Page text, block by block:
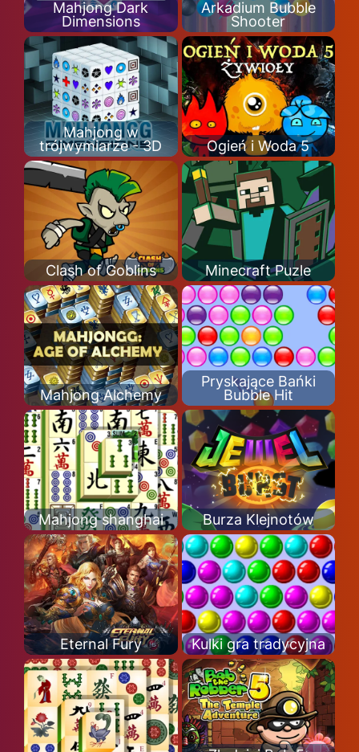
Mahjong Dark
Dimensions
Arkadium Bubble
Shooter
Mahjong w
trójwymiarze - 3D
Ogień i Woda 5
Clash of Goblins Minecraft Puzle
Mahjong Alchemy
Pryskające Bańki
Bubble Hit
Mahjong shanghai Burza Klejnotów
Eternal Fury Kulki gra tradycyjna